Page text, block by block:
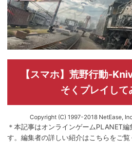
【スマホ】荒野行動-
そくプレイして
Copyright (C) 1997-2018 NetEase,
＊本記事はオンラインゲームPLANET
す。 編集者の詳しい紹介はこちらをご覧